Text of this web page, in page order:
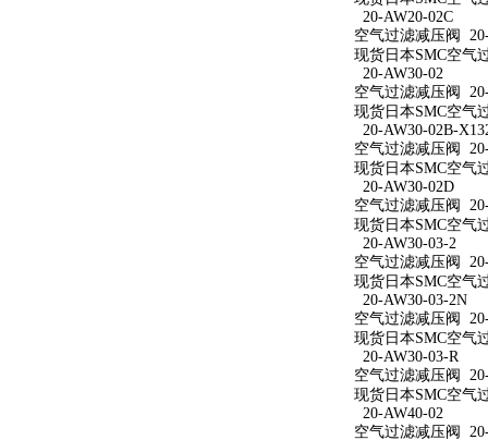
20-AW20-02C
空气过滤减压阀
现货日本SMC空气
20-AW30-02
空气过滤减压阀
现货日本SMC空气
20-AW30-02B-
空气过滤减压阀
现货日本SMC空气
20-AW30-02D
空气过滤减压阀
现货日本SMC空气
20-AW30-03-2
空气过滤减压阀
现货日本SMC空气
20-AW30-03-2N
空气过滤减压阀
现货日本SMC空气
20-AW30-03-R
空气过滤减压阀
现货日本SMC空气
20-AW40-02
空气过滤减压阀